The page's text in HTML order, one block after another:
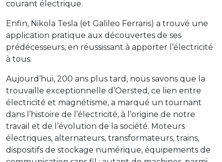
courant électrique.
Enfin, Nikola Tesla (et Galileo Ferraris) a trouvé une
application pratique aux découvertes de ses
prédécesseurs, en réussissant à apporter l’électricité
à tous.
Aujourd’hui, 200 ans plus tard, nous savons que la
trouvaille exceptionnelle d’Oersted, ce lien entre
électricité et magnétisme, a marqué un tournant
dans l’histoire de l’électricité, à l’origine de notre
travail et de l’évolution de la société. Moteurs
électriques, alternateurs, transformateurs, trains,
dispositifs de stockage numérique, équipements de